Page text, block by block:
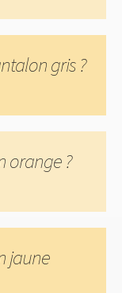
gris ?
orange ?
jaune